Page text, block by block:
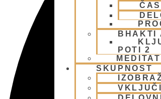
ČAS
BHAKTI
POTI 2
SKUPNOST